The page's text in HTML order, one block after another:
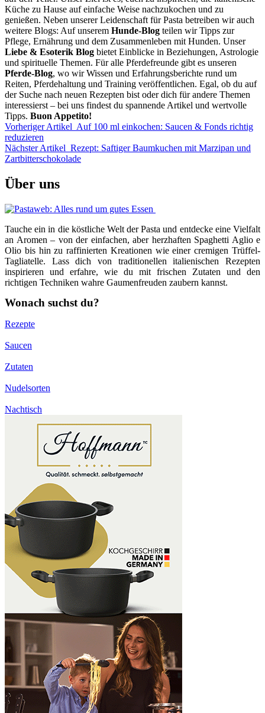
Küche zu Hause auf einfache Weise nachzukochen und zu
genießen. Neben unserer Leidenschaft für Pasta betreiben wir auch
weitere Blogs: Auf unserem Hunde-Blog teilen wir Tipps zur
Pflege, Ernährung und dem Zusammenleben mit Hunden. Unser
Liebe & Esoterik Blog bietet Einblicke in Beziehungen, Astrologie
und spirituelle Themen. Für alle Pferdefreunde gibt es unseren
Pferde-Blog, wo wir Wissen und Erfahrungsberichte rund um
Reiten, Pferdehaltung und Training veröffentlichen. Egal, ob du auf
der Suche nach neuen Rezepten bist oder dich für andere Themen
interessierst – bei uns findest du spannende Artikel und wertvolle
Tipps. Buon Appetito!
Vorheriger Artikel Auf 100 ml einkochen: Saucen & Fonds richtig
reduzieren
Nächster Artikel Rezept: Saftiger Baumkuchen mit Marzipan und
Zartbitterschokolade
Über uns
Tauche ein in die köstliche Welt der Pasta und entdecke eine Vielfalt
an Aromen – von der einfachen, aber herzhaften Spaghetti Aglio e
Olio bis hin zu raffinierten Kreationen wie einer cremigen Trüffel-
Tagliatelle. Lass dich von traditionellen italienischen Rezepten
inspirieren und erfahre, wie du mit frischen Zutaten und den
richtigen Techniken wahre Gaumenfreuden zaubern kannst.
Wonach suchst du?
Rezepte
Saucen
Zutaten
Nudelsorten
Nachtisch